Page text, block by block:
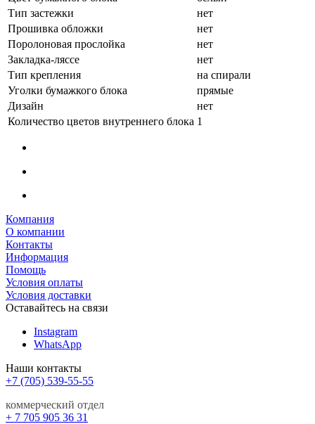
Тип застежки
нет
Прошивка обложки
нет
Поролоновая прослойка
нет
Закладка-ляссе
нет
Тип крепления
на спирали
Уголки бумажкого блока
прямые
Дизайн
нет
Количество цветов внутреннего блока 1
Компания
О компании
Контакты
Информация
Помощь
Условия оплаты
Условия доставки
Оставайтесь на связи
Instagram
WhatsApp
Наши контакты
+7 (705) 539-55-55
коммерческий отдел
+ 7 705 905 36 31